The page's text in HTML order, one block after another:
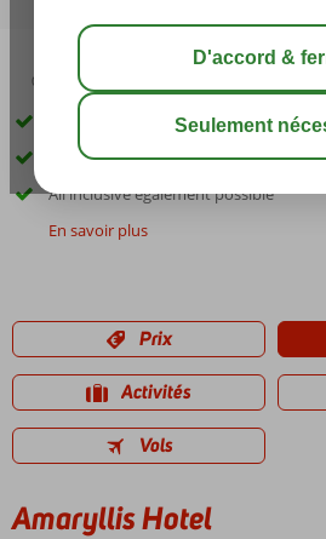
03:05
À proximité de Kalamaki et de la plage
Personnel aimable
All inclusive également possible
En savoir plus
Prix
Activités
Vols
Amaryllis Hotel